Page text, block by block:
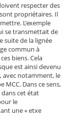
respecter des
propriétaires. Il
L’exemple
se transmettait de
suite de la lignée
commun à
biens. Cela
est ainsi devenu
avec notamment, le
MCC. Dans ce sens,
dans cet état
le
une « etxe